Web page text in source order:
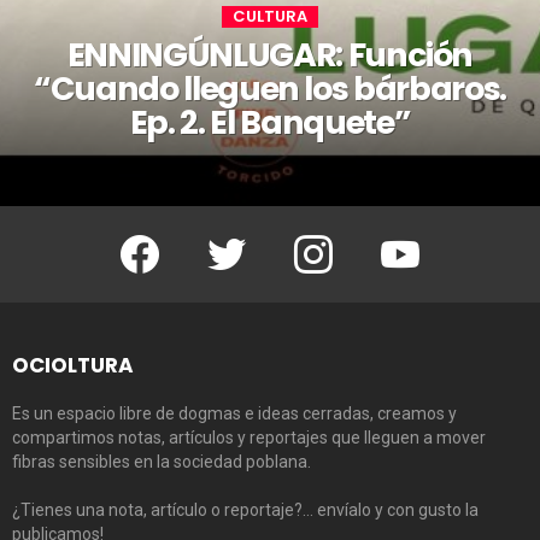
CULTURA
ENNINGÚNLUGAR: Función
“Cuando lleguen los bárbaros.
Ep. 2. El Banquete”
Facebook Twitter Instagram Youtube
OCIOLTURA
Es un espacio libre de dogmas e ideas cerradas, creamos y
compartimos notas, artículos y reportajes que lleguen a mover
fibras sensibles en la sociedad poblana.
¿Tienes una nota, artículo o reportaje?… envíalo y con gusto la
publicamos!